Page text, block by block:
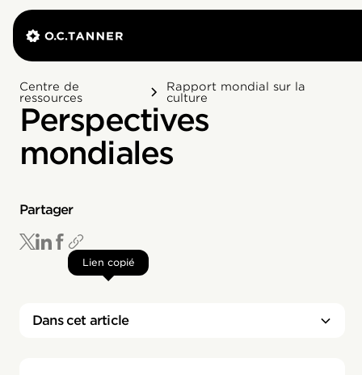
Centre de
ressources
Rapport mondial sur la
culture
Perspectives
mondiales
Partager
Lien copié
Dans cet article